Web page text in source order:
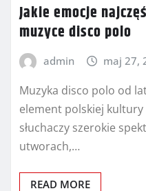
Jakie emocje
muzyce disco polo
admin maj 27,
Muzyka disco polo od
element polskiej kultury
słuchaczy szerokie
utworach,…
READ MORE